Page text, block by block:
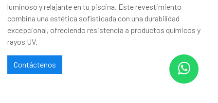
luminoso y relajante en tu piscina. Este revestimiento
combina una estética sofisticada con una durabilidad
excepcional, ofreciendo resistencia a productos químicos y
rayos UV.
Contáctenos